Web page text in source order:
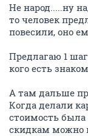
Не народ.....ну
то человек
повесили, оно
Предлагаю 1
кого есть
А там дальше
Когда делали
стоимость была
скидкам можно